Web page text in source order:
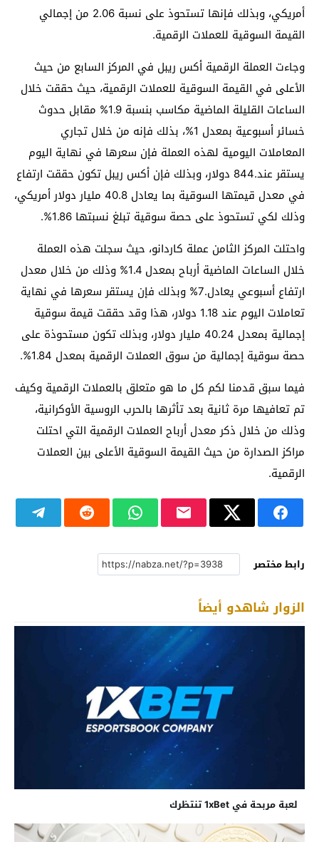
أمريكي، وبذلك فإنها تستحوذ على نسبة 2.06 من إجمالي
القيمة السوقية للعملات الرقمية.
وجاءت العملة الرقمية أكس ريبل في المركز السابع من حيث
الأعلى في القيمة السوقية للعملات الرقمية، حيث حققت خلال
الساعات القليلة الماضية مكاسب بنسبة 1.9% مقابل حدوث
خسائر أسبوعية بمعدل 1%، بذلك فإنه من خلال تجاري
المعاملات اليومية لهذه العملة فإن سعرها في نهاية اليوم
يستقر عند.844 دولار، وبذلك فإن أكس ريبل تكون حققت ارتفاع
في معدل قيمتها السوقية بما يعادل 40.8 مليار دولار أمريكي،
وذلك لكي تستحوذ على حصة سوقية تبلغ نسبتها 1.86%.
واحتلت المركز الثامن عملة كاردانو، حيث سجلت هذه العملة
خلال الساعات الماضية أرباح بمعدل 1.4% وذلك من خلال معدل
ارتفاع أسبوعي يعادل.7% وبذلك فإن يستقر سعرها في نهاية
تعاملات اليوم عند 1.18 دولار، هذا وقد حققت قيمة سوقية
إجمالية بمعدل 40.24 مليار دولار، وبذلك تكون مستحوذة على
حصة سوقية إجمالية من سوق العملات الرقمية بمعدل 1.84%.
فيما سبق قدمنا لكم كل ما هو متعلق بالعملات الرقمية وكيف
تم تعافيها مرة ثانية بعد تأثرها بالحرب الروسية الأوكرانية،
وذلك من خلال ذكر معدل أرباح العملات الرقمية التي احتلت
مراكز الصدارة من حيث القيمة السوقية الأعلى بين العملات
الرقمية.
رابط مختصر
الزوار شاهدو أيضاً
لعبة مربحة في 1xBet تنتظرك